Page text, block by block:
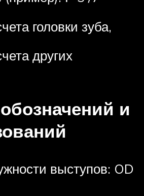
головки зуба,
других
и
выступов: OD